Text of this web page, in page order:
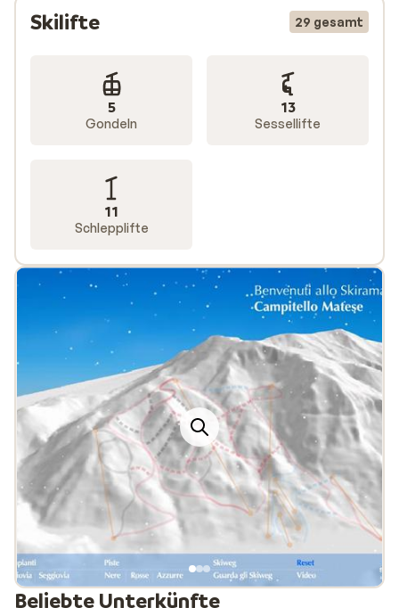
Skilifte 29 gesamt
5
Gondeln
13
Sessellifte
11
Schlepplifte
Beliebte Unterkünfte